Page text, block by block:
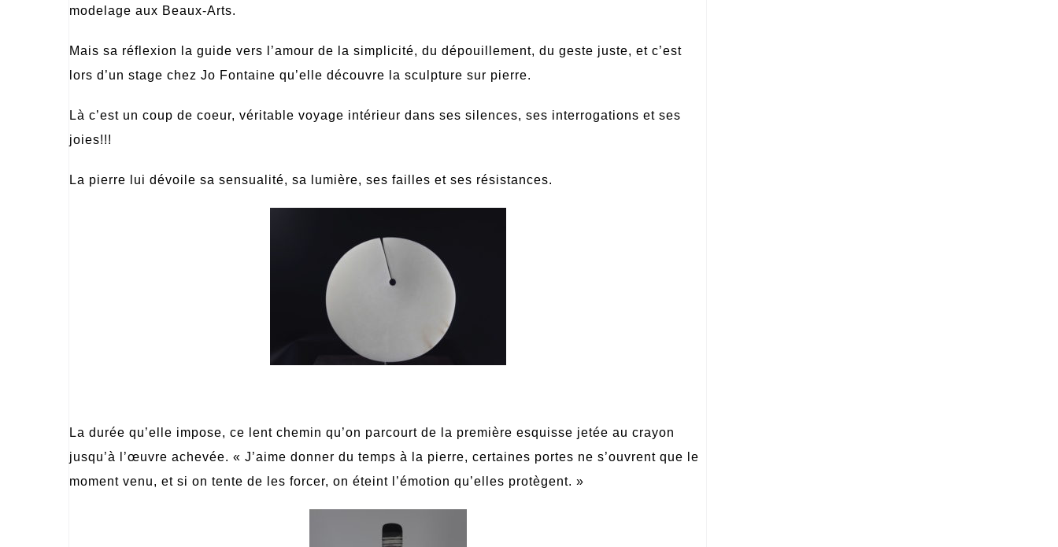
modelage aux Beaux-Arts.
Mais sa réflexion la guide vers l’amour de la simplicité, du dépouillement, du geste juste, et c’est
lors d’un stage chez Jo Fontaine qu’elle découvre la sculpture sur pierre.
Là c’est un coup de coeur, véritable voyage intérieur dans ses silences, ses interrogations et ses
joies!!!
La pierre lui dévoile sa sensualité, sa lumière, ses failles et ses résistances.
La durée qu’elle impose, ce lent chemin qu’on parcourt de la première esquisse jetée au crayon
jusqu’à
’œuvre achevée. « J’aime donner du temps à la pierre, certaines portes ne s’ouvrent que le
moment venu, et si on tente de les forcer, on éteint l’émotion qu’elles protègent. »